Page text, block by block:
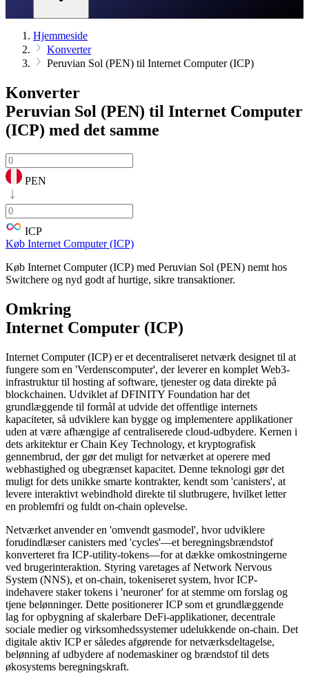
Hjemmeside
Konverter
Peruvian Sol (PEN) til Internet Computer (ICP)
Konverter
Peruvian Sol (PEN) til Internet Computer
(ICP) med det samme
PEN
ICP
Køb Internet Computer (ICP)
Køb Internet Computer (ICP) med Peruvian Sol (PEN) nemt hos
Switchere og nyd godt af hurtige, sikre transaktioner.
Omkring
Internet Computer (ICP)
Internet Computer (ICP) er et decentraliseret netværk designet til at
fungere som en 'Verdenscomputer', der leverer en komplet Web3-
infrastruktur til hosting af software, tjenester og data direkte på
blockchainen. Udviklet af DFINITY Foundation har det
grundlæggende til formål at udvide det offentlige internets
kapaciteter, så udviklere kan bygge og implementere applikationer
uden at være afhængige af centraliserede cloud-udbydere. Kernen i
dets arkitektur er Chain Key Technology, et kryptografisk
gennembrud, der gør det muligt for netværket at operere med
webhastighed og ubegrænset kapacitet. Denne teknologi gør det
muligt for dets unikke smarte kontrakter, kendt som 'canisters', at
levere interaktivt webindhold direkte til slutbrugere, hvilket letter
en problemfri og fuldt on-chain oplevelse.
Netværket anvender en 'omvendt gasmodel', hvor udviklere
forudindlæser canisters med 'cycles'—et beregningsbrændstof
konverteret fra ICP-utility-tokens—for at dække omkostningerne
ved brugerinteraktion. Styring varetages af Network Nervous
System (NNS), et on-chain, tokeniseret system, hvor ICP-
indehavere staker tokens i 'neuroner' for at stemme om forslag og
tjene belønninger. Dette positionerer ICP som et grundlæggende
lag for opbygning af skalerbare DeFi-applikationer, decentrale
sociale medier og virksomhedssystemer udelukkende on-chain. Det
digitale aktiv ICP er således afgørende for netværksdeltagelse,
belønning af udbydere af nodemaskiner og brændstof til dets
økosystems beregningskraft.